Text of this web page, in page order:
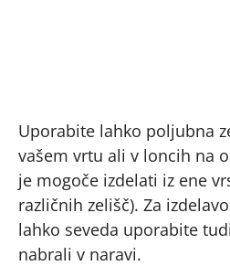
Uporabite lahko poljubna
vašem vrtu ali v loncih na
je mogoče izdelati iz ene
različnih zelišč). Za
lahko seveda uporabite
nabrali v naravi.